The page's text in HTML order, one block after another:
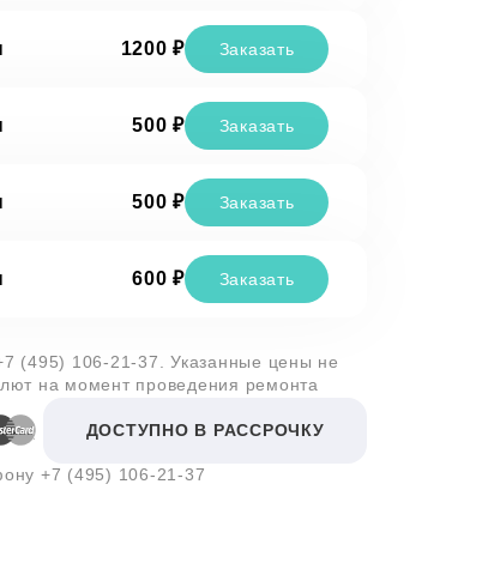
1200 ₽ Заказать
500 ₽ Заказать
500 ₽ Заказать
600 ₽ Заказать
(495) 106-21-37
. Указанные цены не
на момент проведения ремонта
ДОСТУПНО В РАССРОЧКУ
+7 (495) 106-21-37